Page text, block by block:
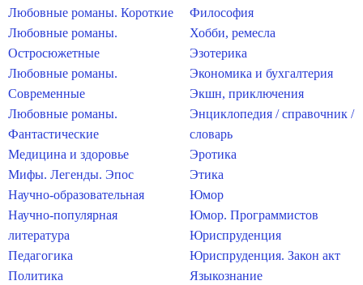
Любовные романы. Короткие
Любовные романы.
Остросюжетные
Любовные романы.
Современные
Любовные романы.
Фантастические
Медицина и здоровье
Мифы. Легенды. Эпос
Научно-образовательная
Научно-популярная
литература
Педагогика
Политика
Философия
Хобби, ремесла
Эзотерика
Экономика и бухгалтерия
Экшн, приключения
Энциклопедия / справочник /
словарь
Эротика
Этика
Юмор
Юмор. Программистов
Юриспруденция
Юриспруденция. Закон акт
Языкознание